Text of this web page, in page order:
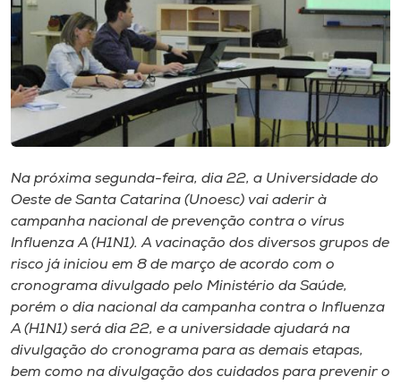
Biblioteca
Editora
Rádio
Unoesc
Store
Selecione
o idioma
Na próxima segunda-feira, dia 22, a Universidade do
Oeste de Santa Catarina (Unoesc) vai aderir à
campanha nacional de prevenção contra o vírus
Influenza A (H1N1). A vacinação dos diversos grupos de
risco já iniciou em 8 de março de acordo com o
cronograma divulgado pelo Ministério da Saúde,
porém o dia nacional da campanha contra o Influenza
A (H1N1) será dia 22, e a universidade ajudará na
divulgação do cronograma para as demais etapas,
bem como na divulgação dos cuidados para prevenir o